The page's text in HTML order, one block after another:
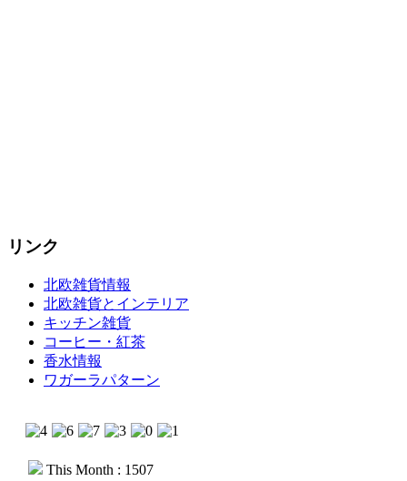
リンク
北欧雑貨情報
北欧雑貨とインテリア
キッチン雑貨
コーヒー・紅茶
香水情報
ワガーラパターン
This Month : 1507